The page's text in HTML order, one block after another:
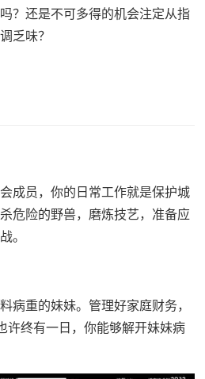
？还是不可多得的机会注定从指
乏味？
成员，你的日常工作就是保护城
危险的野兽，磨炼技艺，准备应
。
病重的妹妹。管理好家庭财务，
终有一日，你能够解开妹妹病